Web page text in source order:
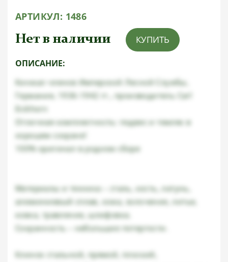
АРТИКУЛ: 1486
Нет в наличии КУПИТЬ
ОПИСАНИЕ:
Кинжал членов Имперской Лесной Службы,
Германия, 1936-1942 гг., производитель Carl
Eickhorn
Отличная комплектность: подвес и темляк в
хорошем сохране!
100% оригинал в родном сборе
Материалы и техника – сталь, кость, латунь,
алюминиевый сплав, кожа, золочение, литье,
ковка, травление, шлифовка.
Сохранность – небольшие потертости.
Клинок стальной, прямой, плоский,